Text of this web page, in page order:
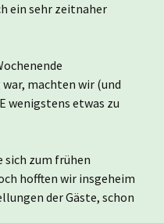
ein sehr zeitnaher
machten wir (und
wenigstens etwas zu
sich zum frühen
hofften wir insgeheim
der Gäste, schon